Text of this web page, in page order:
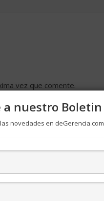
vez que comente.
de tus comentarios.
a nuestro Boletin
novedades en deGerencia.com